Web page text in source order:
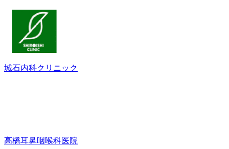
城石内科クリニック
高橋耳鼻咽喉科医院